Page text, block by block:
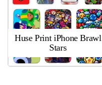
Huse Print iPhone Brawl
Stars